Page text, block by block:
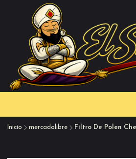
Inicio mercadolibre Filtro De Polen